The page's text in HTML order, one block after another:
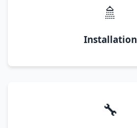
🚿
Installation
🔧